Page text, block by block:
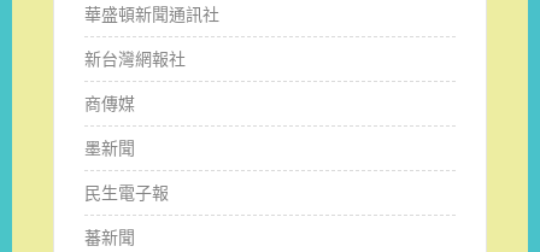
華盛頓新聞通訊社
新台灣網報社
商傳媒
墨新聞
民生電子報
蕃新聞